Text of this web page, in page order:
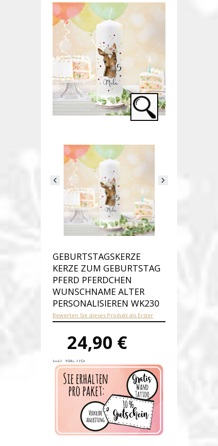
GEBURTSTAGSKERZE
KERZE ZUM GEBURTSTAG
PFERD PFERDCHEN
WUNSCHNAME ALTER
PERSONALISIEREN WK230
Bewerten Sie dieses Produkt als Erster
24,90 €
Inkl. 19% USt.
Versandkosten
Produktnummer:wk230-E
Verfügbarkeit:Auf Lager
Lieferzeit: 1-2 Werktage